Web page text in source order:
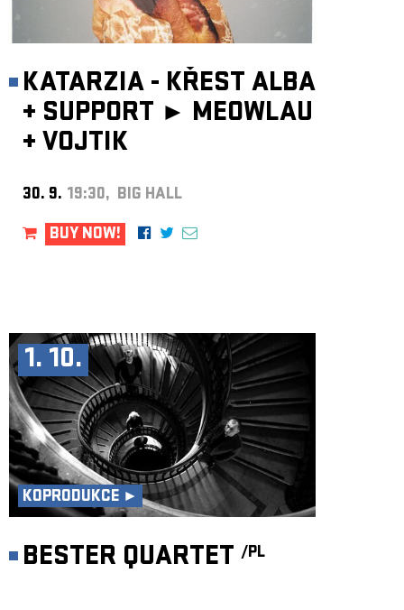
KATARZIA - KŘEST ALBA
+ SUPPORT ► MEOWLAU
+ VOJTIK
30. 9. 19:30, BIG HALL
BUY NOW!
1. 10.
KOPRODUKCE ►
BESTER QUARTET /PL